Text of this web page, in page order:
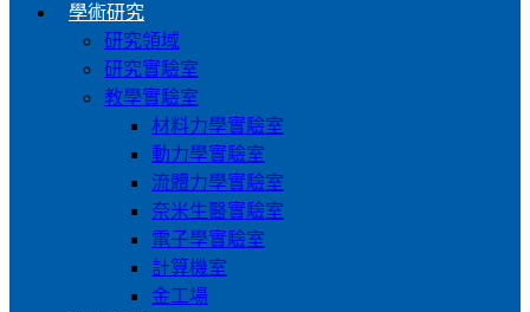
學術研究
研究領域
研究實驗室
教學實驗室
材料力學實驗室
動力學實驗室
流體力學實驗室
奈米生醫實驗室
電子學實驗室
計算機室
金工場